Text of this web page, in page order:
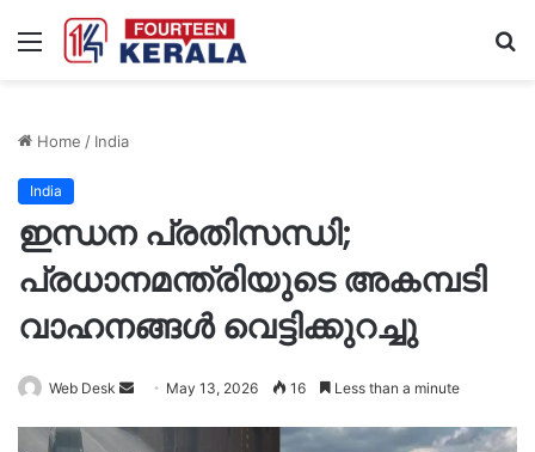
Menu
Home / India
India
ഇന്ധന പ്രതിസന്ധി;
പ്രധാനമന്ത്രിയുടെ അകമ്പടി
വാഹനങ്ങൾ വെട്ടിക്കുറച്ചു
Web Desk
Send
email
May 13, 2026 16 Less than a minute